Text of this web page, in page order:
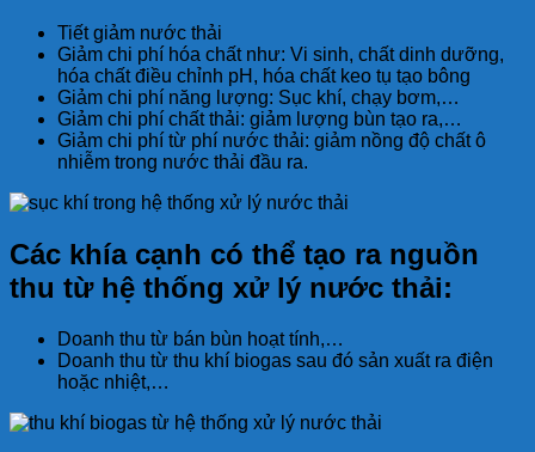
Tiết giảm nước thải
Giảm chi phí hóa chất như: Vi sinh, chất dinh dưỡng,
hóa chất điều chỉnh pH, hóa chất keo tụ tạo bông
Giảm chi phí năng lượng: Sục khí, chạy bơm,…
Giảm chi phí chất thải: giảm lượng bùn tạo ra,…
Giảm chi phí từ phí nước thải: giảm nồng độ chất ô
nhiễm trong nước thải đầu ra.
Các khía cạnh có thể tạo ra nguồn
thu từ hệ thống xử lý nước thải:
Doanh thu từ bán bùn hoạt tính,…
Doanh thu từ thu khí biogas sau đó sản xuất ra điện
hoặc nhiệt,…